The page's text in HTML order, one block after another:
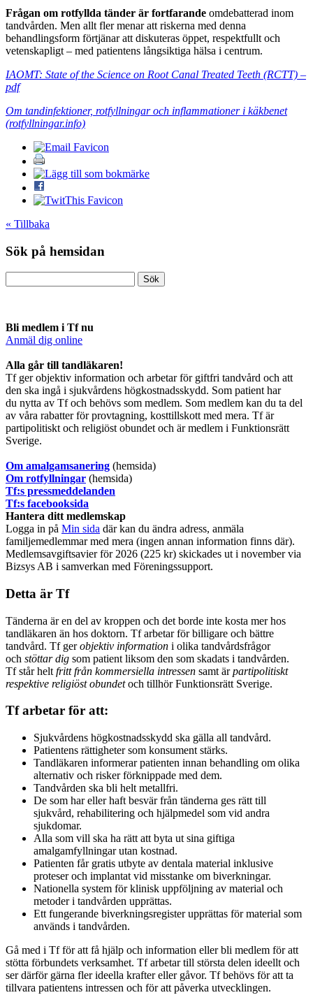
Frågan om rotfyllda tänder är fortfarande omdebatterad inom
tandvården. Men allt fler menar att riskerna med denna
behandlingsform förtjänar att diskuteras öppet, respektfullt och
vetenskapligt – med patientens långsiktiga hälsa i centrum.
IAOMT: State of the Science on Root Canal Treated Teeth (RCTT) –
pdf
Om tandinfektioner, rotfyllningar och inflammationer i käkbenet
(rotfyllningar.info)
« Tillbaka
Sök på hemsidan
Bli medlem i Tf nu
Anmäl dig online
​Alla går till tandläkaren!
Tf ger objektiv information och arbetar för giftfri tandvård och att
den ska ingå i sjukvårdens högkostnadsskydd. Som patient har
du nytta av Tf och behövs som medlem. Som medlem kan du ta del
av våra rabatter för provtagning, kosttillskott med mera. Tf är
partipolitiskt och religiöst obundet och är medlem i Funktionsrätt
Sverige.
Om amalgamsanering (hemsida)
Om rotfyllningar (hemsida)
​Tf:s pressmeddelanden
Tf:s facebooksida
Hantera ditt medlemskap
Logga in på Min sida där kan du ändra adress, anmäla
familjemedlemmar med mera (ingen annan information finns där).
Medlemsavgiftsavier för 2026 (225 kr) skickades ut i november via
Bizsys AB i samverkan med Föreningssupport.
Detta är Tf
Tänderna är en del av kroppen och det borde inte kosta mer hos
tandläkaren än hos doktorn. Tf arbetar för billigare och bättre
tandvård. Tf gerobjektiv information i olika tandvårdsfrågor
och stöttar dig som patient liksom den som skadats i tandvården.
Tf står helt fritt från kommersiella intressen samt ärpartipolitiskt
respektive religiöst obundetoch tillhör Funktionsrätt Sverige.
Tf arbetar för att:
Sjukvårdens högkostnadsskydd ska gälla all tandvård.
Patientens rättigheter som konsument stärks.
Tandläkaren informerar patienten innan behandling om olika
alternativ och risker förknippade med dem.
Tandvården ska bli helt metallfri.
De som har eller haft besvär från tänderna ges rätt till
sjukvård, rehabilitering och hjälpmedel som vid andra
sjukdomar.
Alla som vill ska ha rätt att byta ut sina giftiga
amalgamfyllningar utan kostnad.
Patienten får gratis utbyte av dentala material inklusive
proteser och implantat vid misstanke om biverkningar.
Nationella system för klinisk uppföljning av material och
metoder i tandvården upprättas.
Ett fungerande biverkningsregister upprättas för material som
används i tandvården.
Gå med i Tf för att få hjälp och information eller bli medlem för att
stötta förbundets verksamhet. Tf arbetar till största delen ideellt och
ser därför gärna fler ideella krafter eller gåvor. Tf behövs för att ta
tillvara patientens intressen och för att påverka utvecklingen.